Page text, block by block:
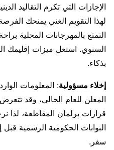
الإجازات التي تكرم التقاليد
لهذا التقويم الغني يمنحك
التمتع بالمهرجانات المحلية
السنوي. استغل ميزات إقليمك
بذكاء.
إخلاء مسؤولية: المعلومات
المعلن للعام الحالي، وقد
قرارات برلمان المقاطعة، لذا
البوابات الحكومية الرسمية قبل
سفر.